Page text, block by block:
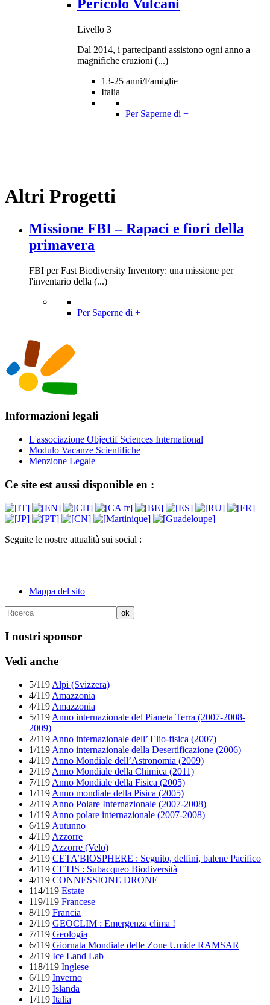
Pericolo Vulcani
Livello 3
Dal 2014, i partecipanti assistono ogni anno a
magnifiche eruzioni (...)
13-25 anni/Famiglie
Italia
Per Saperne di +
Altri Progetti
Missione FBI – Rapaci e fiori della
primavera
FBI per Fast Biodiversity Inventory: una missione per
l'inventario della (...)
Per Saperne di +
Informazioni legali
L'associazione Objectif Sciences International
Modulo Vacanze Scientifiche
Menzione Legale
Ce site est aussi disponible en :
Seguite le nostre attualità sui social :
Mappa del sito
I nostri sponsor
Vedi anche
5/119 Alpi (Svizzera)
4/119 Amazzonia
4/119 Amazzonia
5/119 Anno internazionale del Pianeta Terra (2007-2008-
2009)
2/119 Anno internazionale dell’ Elio-fisica (2007)
1/119 Anno internazionale della Desertificazione (2006)
4/119 Anno Mondiale dell’Astronomia (2009)
2/119 Anno Mondiale della Chimica (2011)
7/119 Anno Mondiale della Fisica (2005)
1/119 Anno mondiale della Pisica (2005)
2/119 Anno Polare Internazionale (2007-2008)
1/119 Anno polare internazionale (2007-2008)
6/119 Autunno
4/119 Azzorre
4/119 Azzorre (Velo)
3/119 CETA’BIOSPHERE : Seguito, delfini, balene Pacifico
4/119 CETIS : Subacqueo Biodiversità
4/119 CONNESSIONE DRONE
114/119 Estate
119/119 Francese
8/119 Francia
2/119 GEOCLIM : Emergenza clima !
7/119 Geologia
6/119 Giornata Mondiale delle Zone Umide RAMSAR
2/119 Ice Land Lab
118/119 Inglese
6/119 Inverno
2/119 Islanda
1/119 Italia